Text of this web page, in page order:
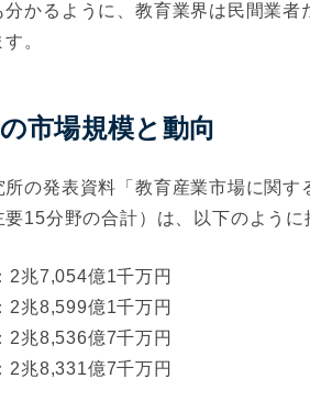
分かるように、教育業界は民間業
。
市場規模と動向
所の発表資料「教育産業市場に関
15分野の合計）は、以下のように
2兆7,054億1千万円
2兆8,599億1千万円
2兆8,536億7千万円
2兆8,331億7千万円